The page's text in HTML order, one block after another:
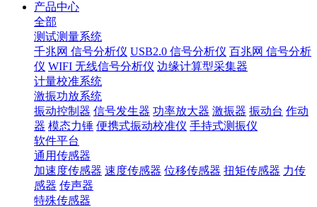
产品中心
全部
测试测量系统
千兆网 信号分析仪 USB2.0 信号分析仪 百兆网 信号分析
仪 WIFI 无线信号分析仪 边缘计算型采集器
计量校准系统
激振功放系统
振动控制器 信号发生器 功率放大器 激振器 振动台 作动
器 模态力锤 便携式振动校准仪 手持式测振仪
软件平台
通用传感器
加速度传感器 速度传感器 位移传感器 扭矩传感器 力传
感器 传声器
特殊传感器